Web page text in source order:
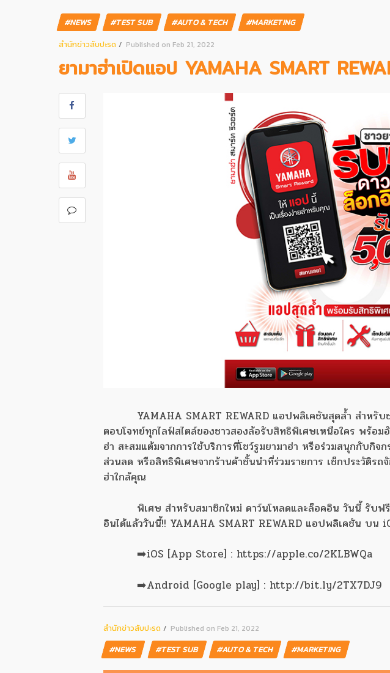
#NEWS #TEST SUB #AUTO & TECH
#MARKETING
สํานักข่าวสับปะรด
Published on Feb 21, 2022
ยามาฮ่าเปิดแอป YAMAHA SMART
YAMAHA SMART REWARD แอปพลิเคชันสุดล้ำ สำหรับ
ตอบโจทย์ทุกไลฟ์สไตล์ของชาวสองล้อรับสิทธิพิเศษเหนือใคร พร้อม
ฮ่า สะสมแต้มจากการใช้บริการที่โชว์รูมยามาฮ่า หรือร่วมสนุกกับกิ
ส่วนลด หรือสิทธิพิเศษจากร้านค้าชั้นนำที่ร่วมรายการ เช็กประวัติร
ฮ่าใกล้คุณ
พิเศษ สำหรับสมาชิกใหม่ ดาว์นโหลดและล็อคอิน วันนี้ รับ
อินได้แล้ววันนี้!! YAMAHA SMART REWARD แอปพลิเคชัน บน
➡️iOS [App Store] : https://apple.co/2KLBWQa
➡️Android [Google play] : http://bit.ly/2TX7DJ9
สํานักข่าวสับปะรด Published on Feb 21, 2022
#NEWS #TEST SUB #AUTO & TECH #MARKETING